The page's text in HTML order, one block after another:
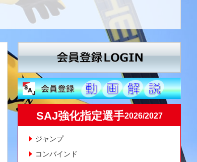
SAJ強化指定選手2026/2027
ジャンプ
コンバインド